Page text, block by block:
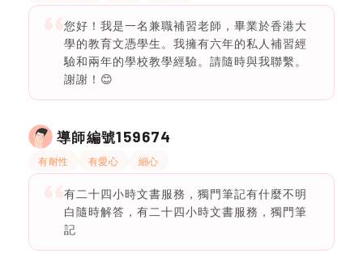
您好！我是一名兼職補習老師，畢業於香港大
學的教育文憑學生。我擁有六年的私人補習經
驗和兩年的學校教學經驗。請隨時與我聯繫。
謝謝！😊
導師編號159674
有耐性 有愛心 細心
有二十四小時文書服務，獨門筆記有什麼不明
白隨時解答，有二十四小時文書服務，獨門筆
記